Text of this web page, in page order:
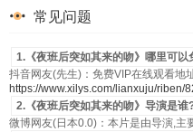
常见问题
1.《夜班后突如其来的吻》哪里可以
抖音网友(先生)：免费VIP在线观看地
https://www.xilys.com/lianxuju/riben/
2.《夜班后突如其来的吻》导演是谁
微博网友(日本0.0)：本片是由导演,主